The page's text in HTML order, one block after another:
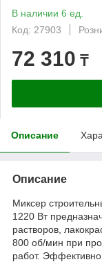
В наличии 6 ед.
Код: 27903
72 310 ₸
Описание
Описание
Миксер
1220 Вт
растворов,
800 об/мин при
работ.